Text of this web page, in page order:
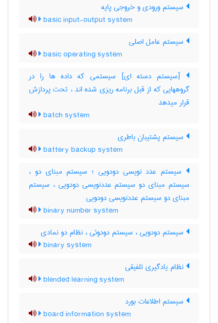
سیستم ورودی و خروجی پایه
basic input-output system
سیستم عامل اصلی
basic operating system
[سیستم دسته ای] سیستمی که داده ها را در
گروههایی که از قبل برنامه ریزی شده اند ، تحت پردازش
قرار میدهد
batch system
سیستم پشتیبان باطری
battery backup system
سیستم عدد نویسی دودویی ؛ سیستم مبنای دو ،
سیستم مبنای دو سیستم عددنویسی دودویی ، سیستم
مبنای دو سیستم عددنویسی دودویی
binary number system
سیستم دودویی ، سیستم دودوئی ، نظام دو نمادی
binary system
نظام یادگیری تلفیقی
blended learning system
سیستم اطلاعات بورد
board information system